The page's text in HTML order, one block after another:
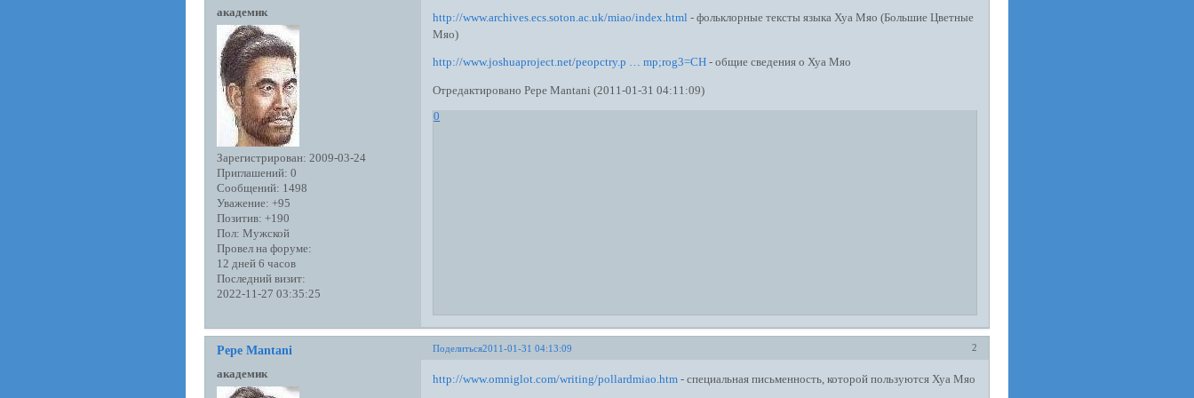
академик
Зарегистрирован: 2009-03-24
Приглашений: 0
Сообщений: 1498
Уважение: +95
Позитив: +190
Пол: Мужской
Провел на форуме:
12 дней 6 часов
Последний визит:
2022-11-27 03:35:25
http://www.archives.ecs.soton.ac.uk/miao/index.html - фольклорные тексты языка Хуа Мяо (Большие Цветные
Мяо)
http://www.joshuaproject.net/peopctry.p … mp;rog3=CH - общие сведения о Хуа Мяо
Отредактировано Pepe Mantani (2011-01-31 04:11:09)
0
Поделиться 2
2011-01-31 04:13:09
Pepe Mantani
академик http://www.omniglot.com/writing/pollardmiao.htm - специальная письменность, которой пользуются Хуа Мяо